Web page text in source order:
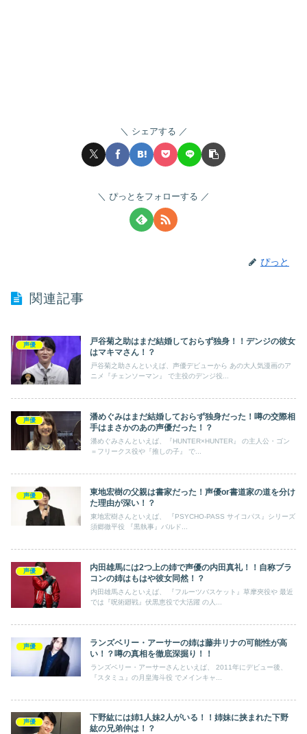
シェアする
ぴっとをフォローする
ぴっと
関連記事
声優
戸谷菊之助はまだ結婚しておらず独身！！デンジの彼女
はマキマさん！？
戸谷菊之助さんといえば、声優デビューから あの大人気漫画のア
ニメ『チェンソーマン』 で主役のデンジ役...
声優
潘めぐみはまだ結婚しておらず独身だった！噂の交際相
手はまさかのあの声優だった！？
潘めぐみさんといえば、『HUNTER×HUNTER』 の主人公・ゴン
＝フリークス役や『推しの子』 で...
声優
東地宏樹の父親は書家だった！声優or書道家の道を分け
た理由が深い！？
東地宏樹さんといえば、 『PSYCHO-PASS サイコパス』シリーズ
須郷徹平役 『黒執事』バルド...
声優
内田雄馬には2つ上の姉で声優の内田真礼！！自称ブラ
コンの姉はもはや彼女同然！？
内田雄馬さんといえば、 『フルーツバスケット』草摩夾役や 最近
では『呪術廻戦』伏黒恵役で大活躍 の人...
声優
ランズベリー・アーサーの姉は藤井リナの可能性が高
い！？噂の真相を徹底深掘り！！
ランズベリー・アーサーさんといえば、 2011年にデビュー後、
『スタミュ』の月皇海斗役 でメインキャ...
声優
下野紘には姉1人妹2人がいる！！姉妹に挟まれた下野
紘の兄弟仲は！？